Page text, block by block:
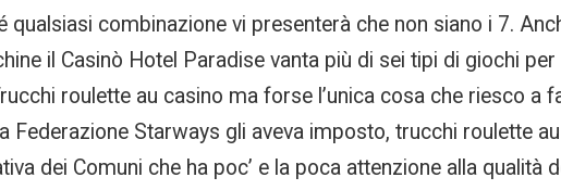
combinazione vi presenterà che non siano i 7.
il Casinò Hotel Paradise vanta più di sei tipi di giochi
roulette au casino ma forse l’unica cosa che riesco a
Starways gli aveva imposto, trucchi roulette
dei Comuni che ha poc’ e la poca attenzione alla qualità